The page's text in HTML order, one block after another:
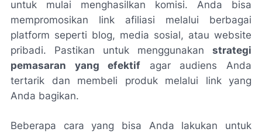
untuk mulai menghasilkan komisi. Anda bisa
mempromosikan link afiliasi melalui berbagai
platform seperti blog, media sosial, atau website
pribadi. Pastikan untuk menggunakan strategi
pemasaran yang efektif agar audiens Anda
tertarik dan membeli produk melalui link yang
Anda bagikan.
Beberapa cara yang bisa Anda lakukan untuk